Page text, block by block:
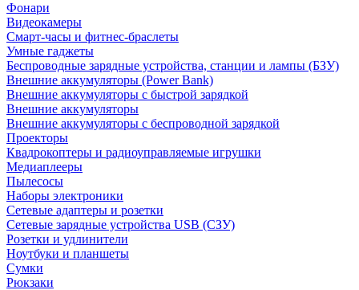
Фонари
Видеокамеры
Смарт-часы и фитнес-браслеты
Умные гаджеты
Беспроводные зарядные устройства, станции и лампы (БЗУ)
Внешние аккумуляторы (Power Bank)
Внешние аккумуляторы с быстрой зарядкой
Внешние аккумуляторы
Внешние аккумуляторы с беспроводной зарядкой
Проекторы
Квадрокоптеры и радиоуправляемые игрушки
Медиаплееры
Пылесосы
Наборы электроники
Сетевые адаптеры и розетки
Сетевые зарядные устройства USB (СЗУ)
Розетки и удлинители
Ноутбуки и планшеты
Сумки
Рюкзаки